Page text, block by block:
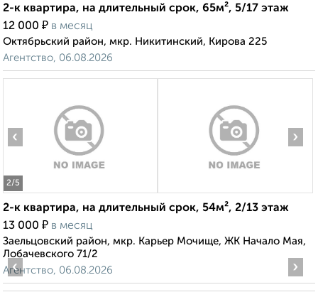
2-к квартира, на длительный срок, 65м², 5/17 этаж
12 000 ₽ в месяц
Октябрьский район, мкр. Никитинский, Кирова 225
Агентство, 06.08.2026
2/5
‹ ›
2-к квартира, на длительный срок, 54м², 2/13 этаж
13 000 ₽ в месяц
Заельцовский район, мкр. Карьер Мочище, ЖК Начало Мая,
Лобачевского 71/2
Агентство, 06.08.2026
‹ ›